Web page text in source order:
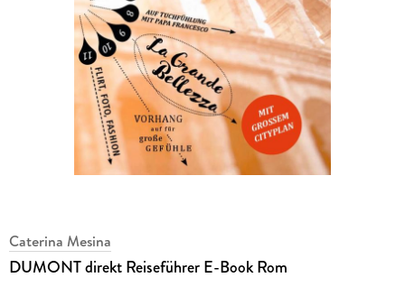
Caterina Mesina
DUMONT direkt Reiseführer E-Book Rom